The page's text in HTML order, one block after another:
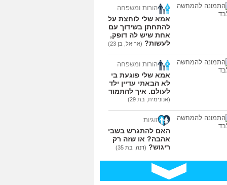
עוד שאלות חדשות במדור
הורות ומשפחה
אמא שלי לוחצת עליי
להתחתן בשידוך עם כל
אחת שיש לה דופק, מה
לעשות? (אריאל, בן 23)
הורות ומשפחה
אמא שלי פוגעת בי כי
לא הבאתי עדיין ילדים
לעולם. איך להתמודד?
(אנונימית, בת 29)
זוגיות
האם להתגרש בשביל
אהבה? או שזה רק
ריגוש? (דנה, בת 35)